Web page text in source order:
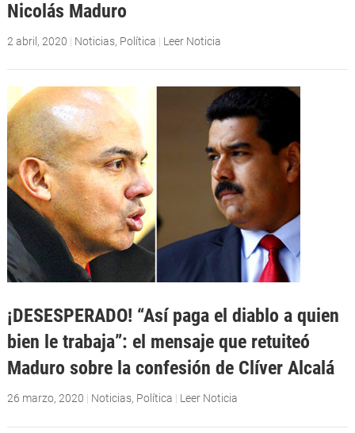
Nicolás Maduro
2 abril, 2020 | Noticias, Política | Leer Noticia
¡DESESPERADO! “Así paga el diablo a quien
bien le trabaja”: el mensaje que retuiteó
Maduro sobre la confesión de Clíver Alcalá
26 marzo, 2020 | Noticias, Política | Leer Noticia